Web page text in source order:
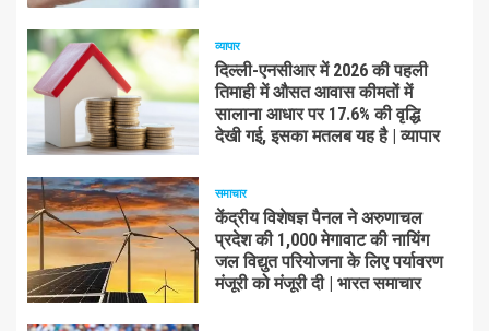
व्यापार
दिल्ली-एनसीआर में 2026 की पहली
तिमाही में औसत आवास कीमतों में
सालाना आधार पर 17.6% की वृद्धि
देखी गई, इसका मतलब यह है | व्यापार
समाचार
केंद्रीय विशेषज्ञ पैनल ने अरुणाचल
प्रदेश की 1,000 मेगावाट की नायिंग
जल विद्युत परियोजना के लिए पर्यावरण
मंजूरी को मंजूरी दी | भारत समाचार